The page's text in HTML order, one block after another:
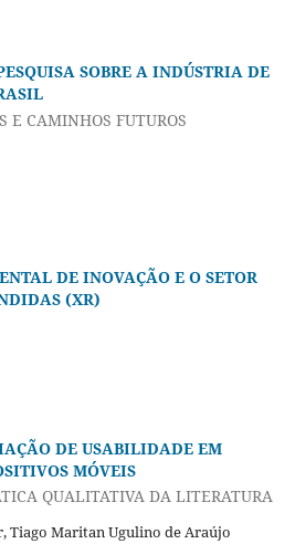
SOBRE A INDÚSTRIA DE
E CAMINHOS FUTUROS
DE INOVAÇÃO E O SETOR
(XR)
DE USABILIDADE EM
MÓVEIS
QUALITATIVA DA LITERATURA
Tiago Maritan Ugulino de Araújo